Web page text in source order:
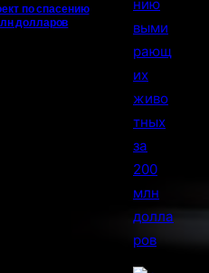
по спасению
долларов